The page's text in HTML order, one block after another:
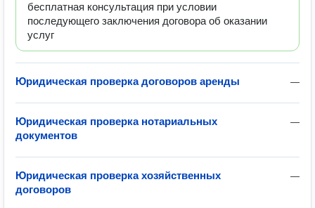
бесплатная консультация при условии
последующего заключения договора об оказании
услуг
—
Юридическая проверка договоров аренды
—
Юридическая проверка нотариальных
документов
—
Юридическая проверка хозяйственных
договоров